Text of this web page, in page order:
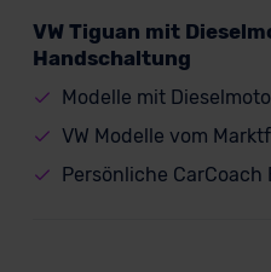
VW Tiguan mit
Handschaltung
Modelle mit
VW Modelle vom
Persönliche CarCoach